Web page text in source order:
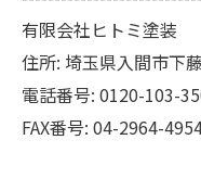
有限会社ヒトミ塗装
住所: 埼玉県入間市下
電話番号: 0120-103-
FAX番号: 04-2964-